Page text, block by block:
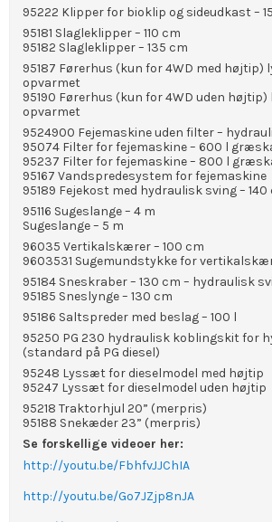
95222 Klipper for bioklip og sideudkast –
95181 Slagleklipper – 110 cm
95182 Slagleklipper – 135 cm
95187 Førerhus (kun for 4WD med højtip)
opvarmet
95190 Førerhus (kun for 4WD uden højtip)
opvarmet
9524900 Fejemaskine uden filter –
95074 Filter for fejemaskine – 600 l
95237 Filter for fejemaskine – 800 l
95167 Vandspredesystem for fejemaskine
95189 Fejekost med hydraulisk sving – 140
95116 Sugeslange – 4 m
Sugeslange – 5 m
96035 Vertikalskærer – 100 cm
9603531 Sugemundstykke for
95184 Sneskraber – 130 cm – hydraulisk
95185 Sneslynge – 130 cm
95186 Saltspreder med beslag – 100 l
95250 PG 230 hydraulisk koblingskit for
(standard på PG diesel)
95248 Lyssæt for dieselmodel med højtip
95247 Lyssæt for dieselmodel uden højtip
95218 Traktorhjul 20” (merpris)
95188 Snekæder 23” (merpris)
Se forskellige videoer her:
http://youtu.be/FbhfvJJChIA
http://youtu.be/Go7JZjp8nJA